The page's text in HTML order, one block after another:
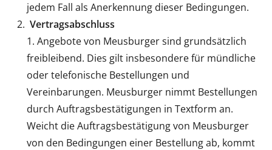
jedem Fall als Anerkennung dieser Bedingungen.
Vertragsabschluss
Angebote von Meusburger sind grundsätzlich
freibleibend. Dies gilt insbesondere für mündliche
oder telefonische Bestellungen und
Vereinbarungen. Meusburger nimmt Bestellungen
durch Auftragsbestätigungen in Textform an.
Weicht die Auftragsbestätigung von Meusburger
von den Bedingungen einer Bestellung ab, kommt